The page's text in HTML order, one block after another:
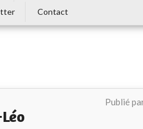
Contact
Publié